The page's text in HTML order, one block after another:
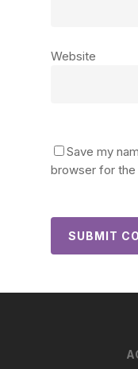
Website
Save my
browser for